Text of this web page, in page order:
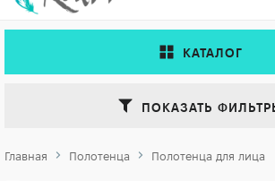
КАТАЛОГ
ПОКАЗАТЬ
Главная Полотенца Полотенца для лица